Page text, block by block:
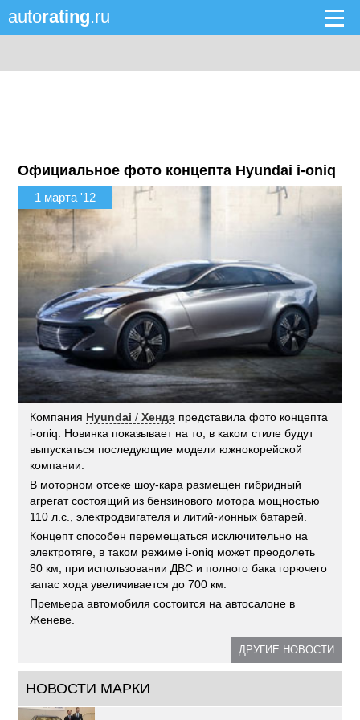
autorating.ru
Официальное фото концепта Hyundai i-oniq
1 марта '12
Компания Hyundai /Хендэ представила фото концепта
i-oniq. Новинка показывает на то, в каком стиле будут
выпускаться последующие модели южнокорейской
компании.
В моторном отсеке шоу-кара размещен гибридный
агрегат состоящий из бензинового мотора мощностью
110 л.с., электродвигателя и литий-ионных батарей.
Концепт способен перемещаться исключительно на
электротяге, в таком режиме i-oniq может преодолеть
80 км, при использовании ДВС и полного бака горючего
запас хода увеличивается до 700 км.
Премьера автомобиля состоится на автосалоне в
Женеве.
ДРУГИЕ НОВОСТИ
НОВОСТИ МАРКИ